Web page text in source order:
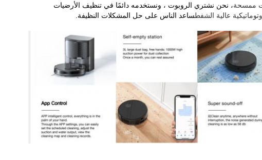
ممسحة، نحن نشتري الروبوت ، ونستخدمه دائمًا في تنظيف الأرضيات
عالية الشفطساعد الناس على حل المشكلات النظيفة.